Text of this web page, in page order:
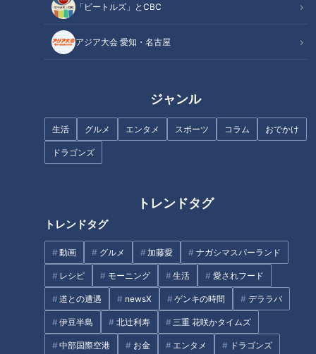
「ビートルズ」とCBC
アジア大会 愛知・名古屋
ジャンル
生活 グルメ エンタメ スポーツ コラム おでかけ
ドラゴンズ
トレンドタグ
トレンドタグ
動画 グルメ 加藤愛 ナガシマスパーランド
レシピ モーニング 生活 愛されフード
道との遭遇 newsX ゲンキの時間 デララバ
伊豆半島 北辻利寿 三重 花咲かタイムズ
中部国際空港 お金 エンタメ ドラゴンズ
ついて迫る！
新加入選手もしのぎを削る！外野のポジション争奪戦につ
いて迫る！
候補は充実！開幕投手、ローテーション、リリーフ…ピッチ
競争激化で全ポジション未知数！内野のレギュラ